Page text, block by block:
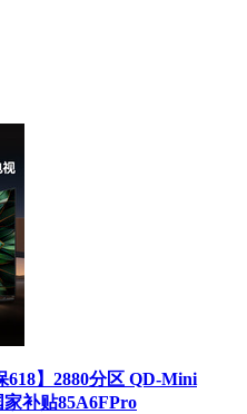
618】2880分区 QD-Mini
补贴85A6FPro